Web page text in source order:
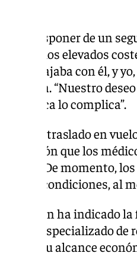
a disponer de un
asumir los elevados
que viajaba con él, y
su hija. “Nuestro
médica lo complica”.
un traslado en
opción que los
actual. De momento,
esas condiciones, al
según ha indicado
especializado
de su alcance